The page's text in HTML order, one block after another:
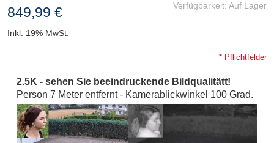
Verfügbarkeit: Auf Lager
849,99 €
Inkl. 19% MwSt.
2.5K - sehen Sie beeindruckende Bildqualitätt!
Person 7 Meter entfernt - Kamerablickwinkel 100 Grad.
* Pflichtfelder